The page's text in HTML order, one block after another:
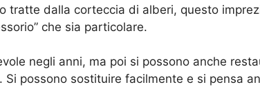
tratte dalla corteccia di alberi, questo
che sia particolare.
negli anni, ma poi si possono anche
possono sostituire facilmente e si pensa